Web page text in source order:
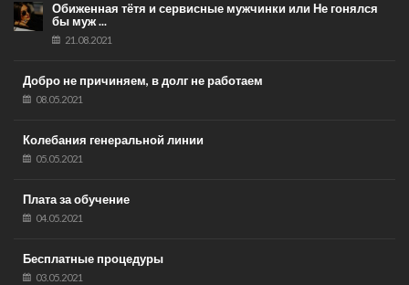
Обиженная тётя и сервисные мужчинки или Не гонялся
бы муж ...
21.08.2021
Добро не причиняем, в долг не работаем
08.05.2021
Колебания генеральной линии
05.05.2021
Плата за обучение
04.05.2021
Бесплатные процедуры
03.05.2021